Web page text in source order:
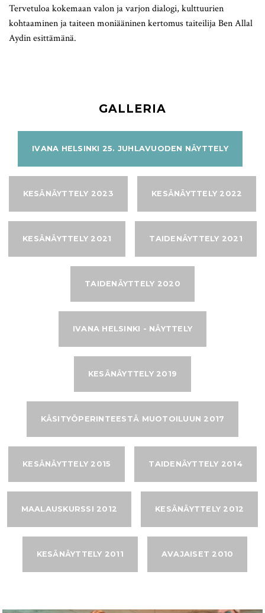
Tervetuloa kokemaan valon ja varjon dialogi, kulttuurien
kohtaaminen ja taiteen moniääninen kertomus taiteilija Ben Allal
Aydin esittämänä.
GALLERIA
IVANA HELSINKI 25. JUHLAVUODEN NÄYTTELY
KESÄNÄYTTELY 2023 KESÄNÄYTTELY 2022
KESÄNÄYTTELY 2021 TAIDENÄYTTELY 2021
TAIDENÄYTTELY 2020
IVANA HELSINKI - NÄYTTELY
KESÄNÄYTTELY 2019
KÄSITYÖPERINTEESTÄ MUOTOILUUN 2017
KESÄNÄYTTELY 2015 TAIDENÄYTTELY 2014
MAALAUSKURSSI 2012 KESÄNÄYTTELY 2012
KESÄNÄYTTELY 2011 AVAJAISET 2010